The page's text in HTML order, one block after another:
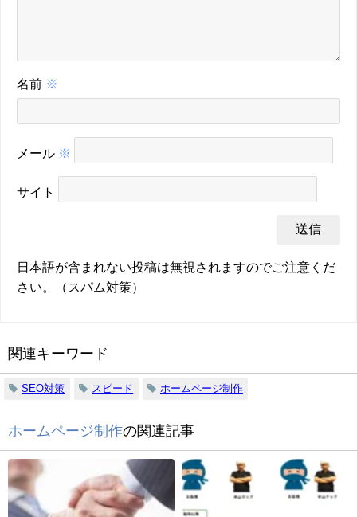
名前 ※
メール ※
サイト
日本語が含まれない投稿は無視されますのでご注意くだ
さい。（スパム対策）
関連キーワード
SEO対策 スピード ホームページ制作
ホームページ制作の関連記事